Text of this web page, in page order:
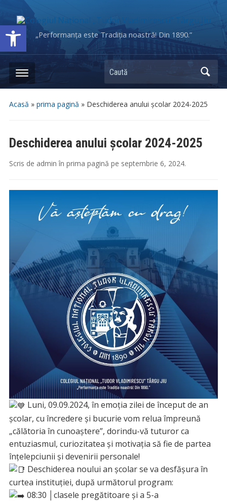
Deschide bara de unelte„Performanța este Tradiția noastră! Din 1890.”
Caută
Acasă » prima pagină » Deschiderea anului școlar 2024-2025
Deschiderea anului școlar 2024-2025
Scris de admin în prima pagină pe septembrie 6, 2024.
Luni, 09.09.2024, în emoția zilei de început de an
școlar, cu încredere și bucurie vom relua împreună
„călătoria în cunoaștere”, dorindu-vă tuturor ca
entuziasmul, curiozitatea și motivația să fie de partea
înțelepciunii și devenirii personale!
Deschiderea noului an școlar se va desfășura în
curtea instituției, după următorul program:
08:30 │clasele pregătitoare și a 5-a